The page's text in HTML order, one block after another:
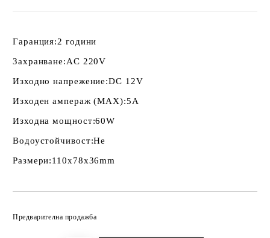
Гаранция:2 години
Захранване:AC 220V
Изходно напрежение:DC 12V
Изходен ампераж (MAX):5A
Изходна мощност:60W
Водоустойчивост:Не
Размери:110x78x36mm
Предварителна продажба